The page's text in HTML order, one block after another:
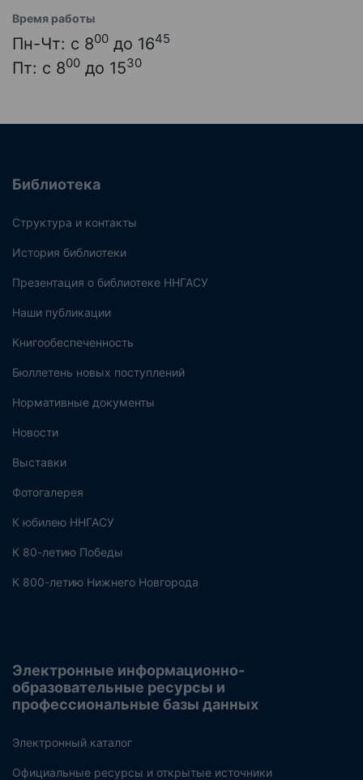
Время работы
Пн-Чт: с 800 до 1645
Пт: с 800 до 1530
Библиотека
Структура и контакты
История библиотеки
Презентация о библиотеке ННГАСУ
Наши публикации
Книгообеспеченность
Бюллетень новых поступлений
Нормативные документы
Новости
Выставки
Фотогалерея
К юбилею ННГАСУ
К 80-летию Победы
К 800-летию Нижнего Новгорода
Электронные информационно-
образовательные ресурсы и
профессиональные базы данных
Электронный каталог
Официальные ресурсы и открытые источники